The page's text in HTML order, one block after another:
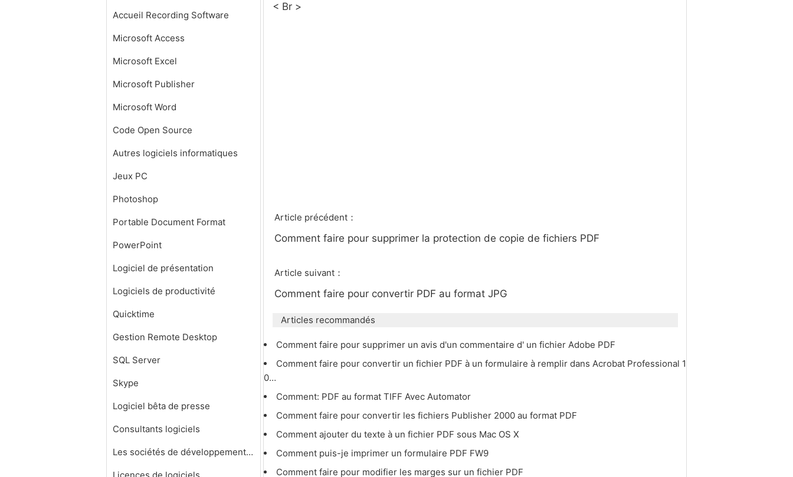
Accueil Recording Software
Microsoft Access
Microsoft Excel
Microsoft Publisher
Microsoft Word
Code Open Source
Autres logiciels informatiques
Jeux PC
Photoshop
Portable Document Format
PowerPoint
Logiciel de présentation
Logiciels de productivité
Quicktime
Gestion Remote Desktop
SQL Server
Skype
Logiciel bêta de presse
Consultants logiciels
Les sociétés de développement de logiciels
< Br >
Article précédent：
Comment faire pour supprimer la protection de copie de fichiers PDF
Article suivant：
Comment faire pour convertir PDF au format JPG
Articles recommandés
Comment faire pour supprimer un avis d'un commentaire d' un fichier Adobe PDF
Comment faire pour convertir un fichier PDF à un formulaire à remplir dans Acrobat Professional 1
0…
Comment: PDF au format TIFF Avec Automator
Comment faire pour convertir les fichiers Publisher 2000 au format PDF
Comment ajouter du texte à un fichier PDF sous Mac OS X
Comment puis-je imprimer un formulaire PDF FW9
Comment faire pour modifier les marges sur un fichier PDF